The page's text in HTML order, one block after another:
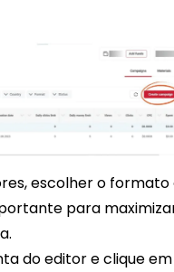
escolher o formato
para
do editor e clique